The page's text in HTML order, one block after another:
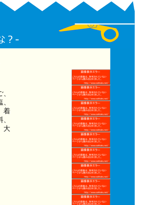
着
大